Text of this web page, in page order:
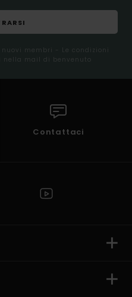
membri - Le condizioni
nella mail di benvenuto
Contattaci